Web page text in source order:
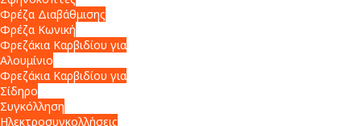
Φρέζα Διαβάθμισης
Φρέζα Κωνική
Φρεζάκια Καρβιδίου για
Αλουμίνιο
Φρεζάκια Καρβιδίου για
Σίδηρο
Συγκόλληση
Ηλεκτροσυγκολλήσεις